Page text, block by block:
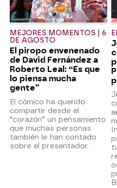
MEJORES MOMENTOS | 6
DE AGOSTO
El piropo envenenado
de David Fernández a
Roberto Leal: “Es que
lo piensa mucha
gente”
El cómico ha querido
compartir desde el
“corazón” un pensamiento
que muchas personas
también le han contado
sobre el presentador.